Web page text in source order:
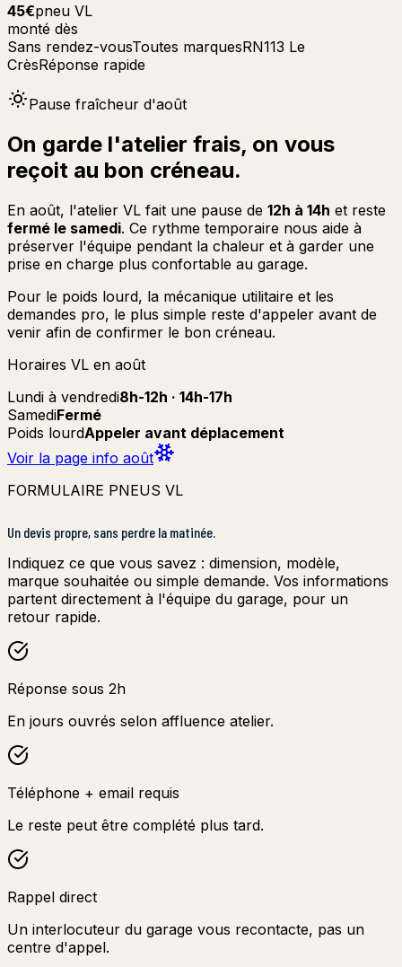
45€pneu VL
monté dès
Sans rendez-vousToutes marquesRN113 Le
CrèsRéponse rapide
Pause fraîcheur d'août
On garde l'atelier frais, on vous
reçoit au bon créneau.
En août, l'atelier VL fait une pause de 12h à 14h et reste
fermé le samedi. Ce rythme temporaire nous aide à
préserver l'équipe pendant la chaleur et à garder une
prise en charge plus confortable au garage.
Pour le poids lourd, la mécanique utilitaire et les
demandes pro, le plus simple reste d'appeler avant de
venir afin de confirmer le bon créneau.
Horaires VL en août
Lundi à vendredi8h-12h · 14h-17h
SamediFermé
Poids lourdAppeler avant déplacement
Voir la page info août
FORMULAIRE PNEUS VL
Un devis propre, sans perdre la matinée.
Indiquez ce que vous savez : dimension, modèle,
marque souhaitée ou simple demande. Vos informations
partent directement à l'équipe du garage, pour un
retour rapide.
Réponse sous 2h
En jours ouvrés selon affluence atelier.
Téléphone + email requis
Le reste peut être complété plus tard.
Rappel direct
Un interlocuteur du garage vous recontacte, pas un
centre d'appel.